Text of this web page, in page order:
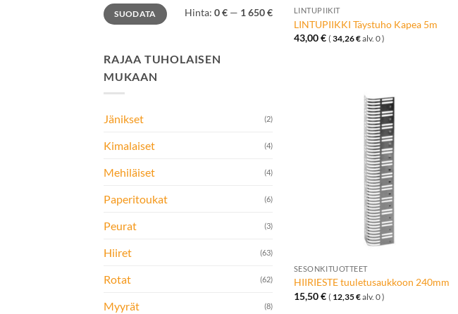
Minimihinta
Maksimihinta
SUODATA Hinta: 0 € — 1 650 €
RAJAA TUHOLAISEN
MUKAAN
Jänikset (2)
Kimalaiset (4)
Mehiläiset (4)
Paperitoukat (6)
Peurat (3)
Hiiret (63)
Rotat (62)
Myyrät (8)
LINTUPIIKIT
LINTUPIIKKI Täystuho Kapea 5m
43,00€ ( 34,26€alv. 0 )
SESONKITUOTTEET
HIIRIESTE tuuletusaukkoon 240mm
15,50€ ( 12,35€alv. 0 )